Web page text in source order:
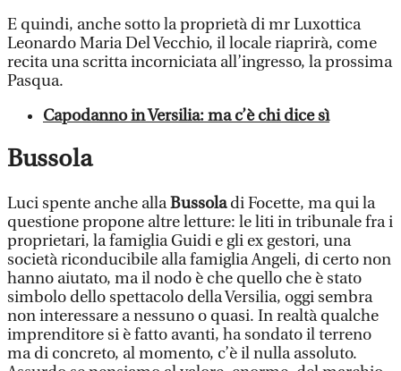
E quindi, anche sotto la proprietà di mr Luxottica
Leonardo Maria Del Vecchio, il locale riaprirà, come
recita una scritta incorniciata all’ingresso, la prossima
Pasqua.
Capodanno in Versilia: ma c’è chi dice sì
Bussola
Luci spente anche allaBussoladi Focette, ma qui la
questione propone altre letture: le liti in tribunale fra i
proprietari, la famiglia Guidi e gli ex gestori, una
società riconducibile alla famiglia Angeli, di certo non
hanno aiutato, ma il nodo è che quello che è stato
simbolo dello spettacolo della Versilia, oggi sembra
non interessare a nessuno o quasi. In realtà qualche
imprenditore si è fatto avanti, ha sondato il terreno
ma di concreto, al momento, c’è il nulla assoluto.